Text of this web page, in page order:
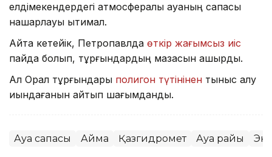
елдімекендердегі атмосфералық ауаның сапасы
нашарлауы ықтимал.
Айта кетейік, Петропавлда өткір жағымсыз иіс
пайда болып, тұрғындардың мазасын қашырды.
Ал Орал тұрғындары полигон түтінінен тыныс алу
қиындағанын айтып шағымданды.
Ауа сапасы Аймақ Қазгидромет Ауа райы